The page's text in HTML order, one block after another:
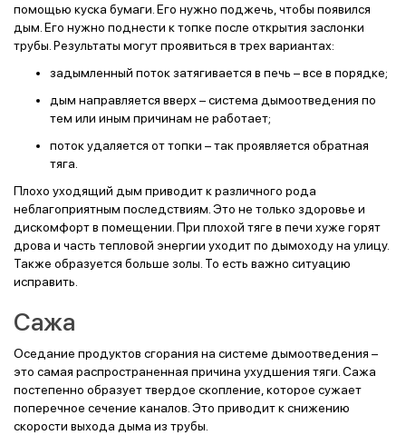
помощью куска бумаги. Его нужно поджечь, чтобы появился
дым. Его нужно поднести к топке после открытия заслонки
трубы. Результаты могут проявиться в трех вариантах:
задымленный поток затягивается в печь – все в порядке;
дым направляется вверх – система дымоотведения по
тем или иным причинам не работает;
поток удаляется от топки – так проявляется обратная
тяга.
Плохо уходящий дым приводит к различного рода
неблагоприятным последствиям. Это не только здоровье и
дискомфорт в помещении. При плохой тяге в печи хуже горят
дрова и часть тепловой энергии уходит по дымоходу на улицу.
Также образуется больше золы. То есть важно ситуацию
исправить.
Сажа
Оседание продуктов сгорания на системе дымоотведения –
это самая распространенная причина ухудшения тяги. Сажа
постепенно образует твердое скопление, которое сужает
поперечное сечение каналов. Это приводит к снижению
скорости выхода дыма из трубы.